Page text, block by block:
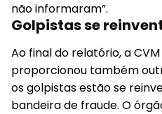
não informaram”.
Golpistas se
Ao final do relatório, a
proporcionou também
os golpistas estão se
bandeira de fraude. O